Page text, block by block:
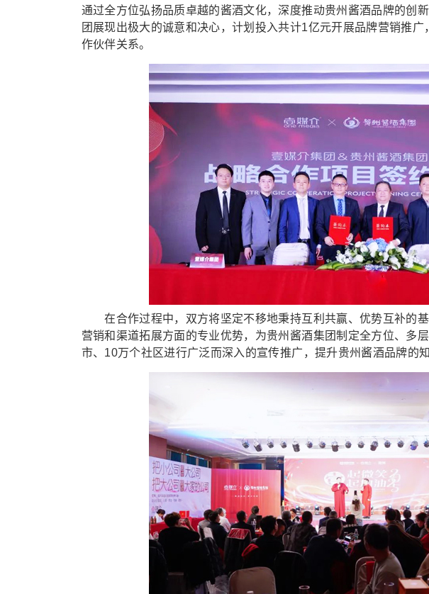
通过全方位弘扬品质卓越的酱酒文化，深度推动贵州酱酒品牌的创
团展现出极大的诚意和决心，计划投入共计1亿元开展品牌营销推
作伙伴关系。
在合作过程中，双方将坚定不移地秉持互利共赢、优势互补的
营销和渠道拓展方面的专业优势，为贵州酱酒集团制定全方位、多
市、10万个社区进行广泛而深入的宣传推广，提升贵州酱酒品牌的